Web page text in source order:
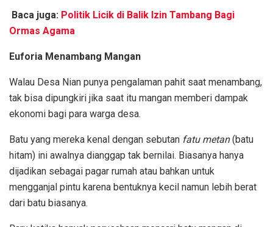
Baca juga: Politik Licik di Balik Izin Tambang Bagi
Ormas Agama
Euforia Menambang Mangan
Walau Desa Nian punya pengalaman pahit saat menambang,
tak bisa dipungkiri jika saat itu mangan memberi dampak
ekonomi bagi para warga desa.
Batu yang mereka kenal dengan sebutan fatu metan(batu
hitam) ini awalnya dianggap tak bernilai. Biasanya hanya
dijadikan sebagai pagar rumah atau bahkan untuk
mengganjal pintu karena bentuknya kecil namun lebih berat
dari batu biasanya.